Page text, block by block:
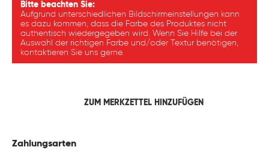
Bitte beachten Sie:
Aufgrund unterschiedlichen Bildschirmeinstellungen kann
es dazu kommen, dass die Farbe des Produktes nicht
authentisch wiedergegeben wird. Wenn Sie Hilfe bei der
Auswahl der richtigen Farbe und/oder Textur benötigen,
kontaktieren Sie uns gerne.
ZUM MERKZETTEL HINZUFÜGEN
Zahlungsarten